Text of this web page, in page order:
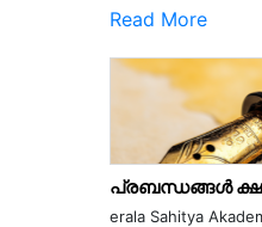
Read More
പ്രബന്ധങ്ങൾ
erala Sahitya